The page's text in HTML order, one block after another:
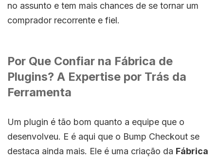
no assunto e tem mais chances de se tornar um
comprador recorrente e fiel.
Por Que Confiar na Fábrica de
Plugins? A Expertise por Trás da
Ferramenta
Um plugin é tão bom quanto a equipe que o
desenvolveu. E é aqui que o Bump Checkout se
destaca ainda mais. Ele é uma criação da Fábrica